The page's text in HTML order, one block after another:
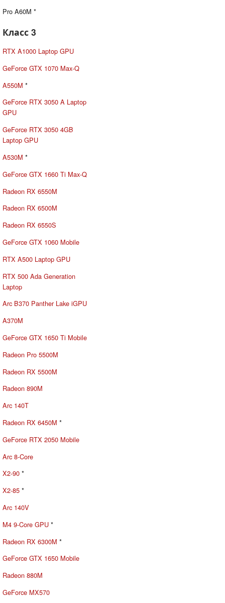
Pro A60M *
Класс 3
RTX A1000 Laptop GPU
GeForce GTX 1070 Max-Q
A550M *
GeForce RTX 3050 A Laptop
GPU
GeForce RTX 3050 4GB
Laptop GPU
A530M *
GeForce GTX 1660 Ti Max-Q
Radeon RX 6550M
Radeon RX 6500M
Radeon RX 6550S
GeForce GTX 1060 Mobile
RTX A500 Laptop GPU
RTX 500 Ada Generation
Laptop
Arc B370 Panther Lake iGPU
A370M
GeForce GTX 1650 Ti Mobile
Radeon Pro 5500M
Radeon RX 5500M
Radeon 890M
Arc 140T
Radeon RX 6450M *
GeForce RTX 2050 Mobile
Arc 8-Core
X2-90 *
X2-85 *
Arc 140V
M4 9-Core GPU *
Radeon RX 6300M *
GeForce GTX 1650 Mobile
Radeon 880M
GeForce MX570